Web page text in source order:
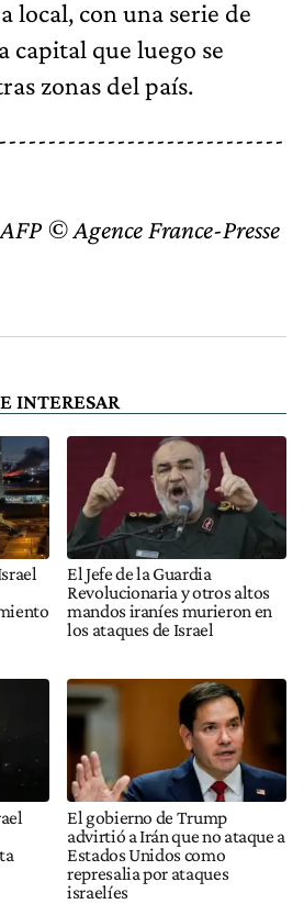
local, con una serie de
capital que luego se
zonas del país.
© Agence France-Presse
INTERESAR
El Jefe de la Guardia
Revolucionaria y otros altos
mandos iraníes murieron en
los ataques de Israel
El gobierno de Trump
advirtió a Irán que no ataque a
Estados Unidos como
represalia por ataques
israelíes